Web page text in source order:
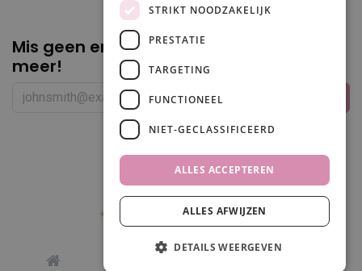
In winkelwagen
0
Mis geen enkele promotie of korting
meer!
STRIKT NOODZAKELIJK
PRESTATIE
TARGETING
FUNCTIONEEL
NIET-GECLASSIFICEERD
ALLES ACCEPTEREN
ALLES AFWIJZEN
DETAILS WEERGEVEN